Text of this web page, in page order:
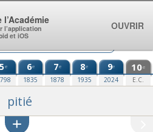
5e 6e
1835
7e
1878
8e
1935
9e
2024
10e
E.C.
pitié
l’application
et iOS
OUVRIR